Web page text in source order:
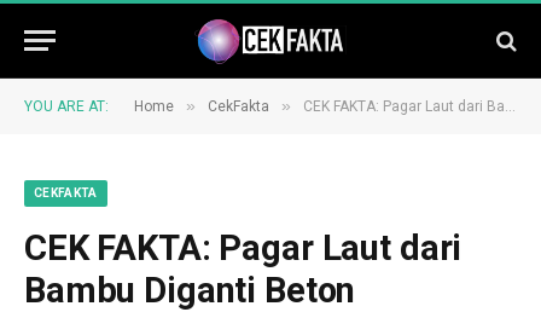
YOU ARE AT: Home » CekFakta » CEK FAKTA: Pagar Laut dari Bambu Diganti Beton
CEKFAKTA
CEK FAKTA: Pagar Laut dari
Bambu Diganti Beton